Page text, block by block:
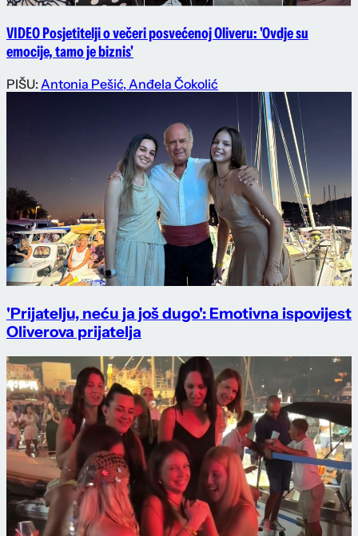
VIDEO Posjetitelji o večeri posvećenoj Oliveru: 'Ovdje su
emocije, tamo je biznis'
PIŠU: Antonia Pešić,Anđela Čokolić
'Prijatelju, neću ja još dugo': Emotivna ispovijest
Oliverova prijatelja